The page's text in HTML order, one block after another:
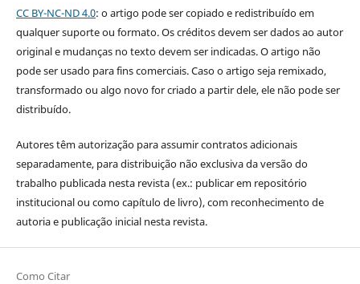
CC BY-NC-ND 4.0: o artigo pode ser copiado e redistribuído em
qualquer suporte ou formato. Os créditos devem ser dados ao autor
original e mudanças no texto devem ser indicadas. O artigo não
pode ser usado para fins comerciais. Caso o artigo seja remixado,
transformado ou algo novo for criado a partir dele, ele não pode ser
distribuído.
Autores têm autorização para assumir contratos adicionais
separadamente, para distribuição não exclusiva da versão do
trabalho publicada nesta revista (ex.: publicar em repositório
institucional ou como capítulo de livro), com reconhecimento de
autoria e publicação inicial nesta revista.
Como Citar